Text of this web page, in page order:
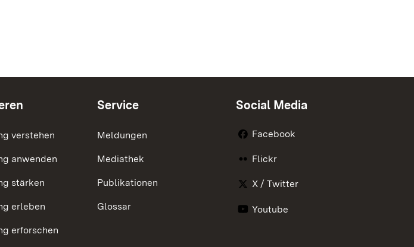
verstehen
anwenden
stärken
erleben
erforschen
Service
Meldungen
Mediathek
Publikationen
Glossar
Social Media
Facebook
Flickr
X / Twitter
Youtube